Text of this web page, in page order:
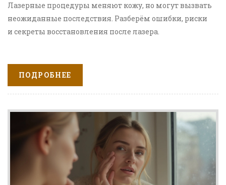
Лазерные процедуры меняют кожу, но могут вызвать
неожиданные последствия. Разберём ошибки, риски
и секреты восстановления после лазера.
ПОДРОБНЕЕ